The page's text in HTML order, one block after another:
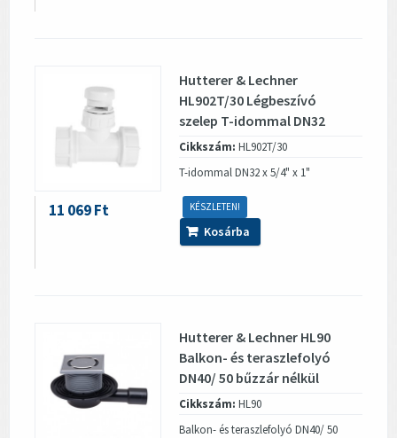
Hutterer & Lechner
HL902T/30 Légbeszívó
szelep T-idommal DN32
Cikkszám: HL902T/30
T-idommal DN32 x 5/4" x 1"
KÉSZLETEN!
11 069 Ft
Kosárba
Hutterer & Lechner HL90
Balkon- és teraszlefolyó
DN40/ 50 bűzzár nélkül
Cikkszám: HL90
Balkon- és teraszlefolyó DN40/ 50